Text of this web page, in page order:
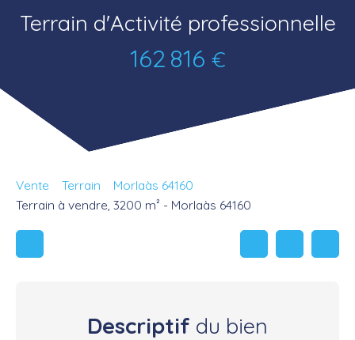
Terrain d'Activité professionnelle
162 816 €
Vente Terrain
Morlaàs 64160
Terrain à vendre, 3200 m² - Morlaàs 64160
Descriptif du bien